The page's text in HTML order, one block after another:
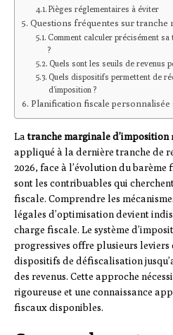
Pièges réglementaires à éviter
Questions fréquentes sur tranche
Comment calculer précisément
?
Quels sont les seuils de revenus
Quels dispositifs permettent de
d’imposition ?
Planification fiscale
Latranche marginale d’imposition
appliqué à la dernière tranche de
2026, face à l’évolution du
sont les contribuables qui
fiscale. Comprendre les
légales d’optimisation devient
charge fiscale. Le système
progressives offre plusieurs leviers
dispositifs de défiscalisation
des revenus. Cette approche
rigoureuse et une connaissance
fiscaux disponibles.